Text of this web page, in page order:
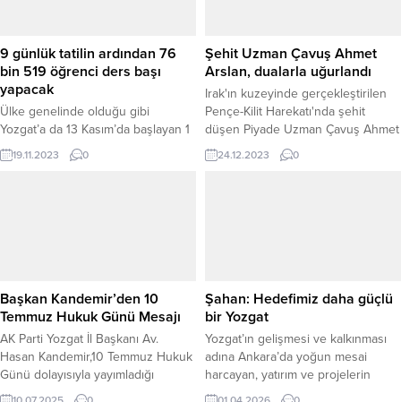
9 günlük tatilin ardından 76
bin 519 öğrenci ders başı
yapacak
Ülke genelinde olduğu gibi
Yozgat’a da 13 Kasım’da başlayan 1
haftalık ara tatilin ardından 20
Kasım Pazartesi günü 76 bin 519
19.11.2023 0
Şehit Uzman Çavuş Ahmet
Arslan, dualarla uğurlandı
Irak'ın kuzeyinde gerçekleştirilen
Pençe-Kilit Harekatı'nda şehit
düşen Piyade Uzman Çavuş Ahmet
Arslan, memleketi Yozgat’ın Sorgun
İlçesinde düzenlenen cenaze
24.12.2023 0
Başkan Kandemir’den 10
Temmuz Hukuk Günü Mesajı
AK Parti Yozgat İl Başkanı Av.
Hasan Kandemir,10 Temmuz Hukuk
Günü dolayısıyla yayımladığı
mesajda, adaletin toplumun temel
Şahan: Hedefimiz daha güçlü
bir Yozgat
Yozgat’ın gelişmesi ve kalkınması
adına Ankara’da yoğun mesai
harcayan, yatırım ve projelerin
takibini yakından sürdüren AK Parti